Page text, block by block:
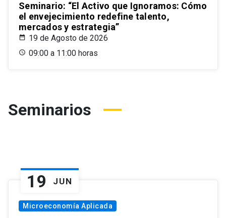
Seminario: “El Activo que Ignoramos: Cómo
el envejecimiento redefine talento,
mercados y estrategia”
19 de Agosto de 2026
09:00 a 11:00 horas
Seminarios
19 JUN
Microeconomía Aplicada